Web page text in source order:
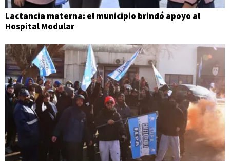
Lactancia materna: el municipio brindó apoyo al
Hospital Modular